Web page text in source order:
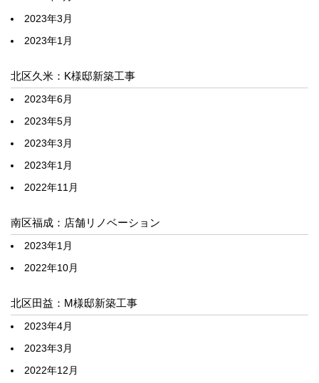
2023年3月
2023年1月
北区久米：K様邸新築工事
2023年6月
2023年5月
2023年3月
2023年1月
2022年11月
南区福成：店舗リノベーション
2023年1月
2022年10月
北区田益：M様邸新築工事
2023年4月
2023年3月
2022年12月